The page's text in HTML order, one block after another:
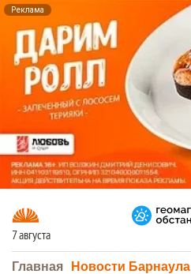
Реклама
7 августа
Главная Новости Барнаула